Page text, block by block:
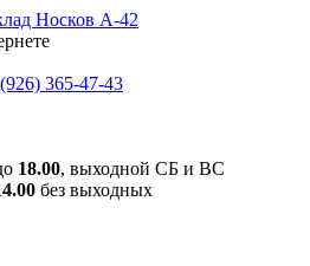
365-47-43
18.00, выходной СБ и ВС
без выходных